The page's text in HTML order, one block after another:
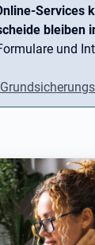
Services
bleiben
und